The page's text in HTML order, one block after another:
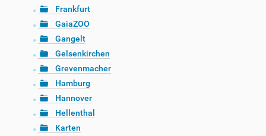
Frankfurt
GaiaZOO
Gangelt
Gelsenkirchen
Grevenmacher
Hamburg
Hannover
Hellenthal
Karten